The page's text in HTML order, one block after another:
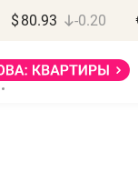
$ 80.93 -0.20